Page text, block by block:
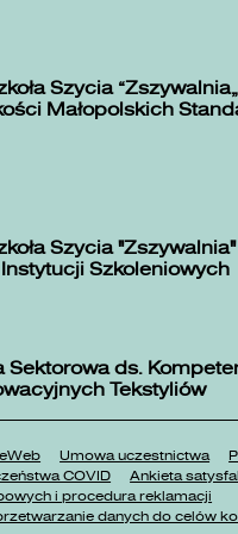
Szycia
Małopolskich
Szycia
Szkoleniowych
Sektorowa ds.
Tekstyliów
Umowa uczestnictwa
COVID Ankieta
i procedura reklamacji
danych do celów